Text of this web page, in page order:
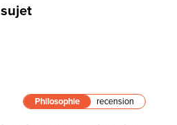
sujet
Philosophie recension